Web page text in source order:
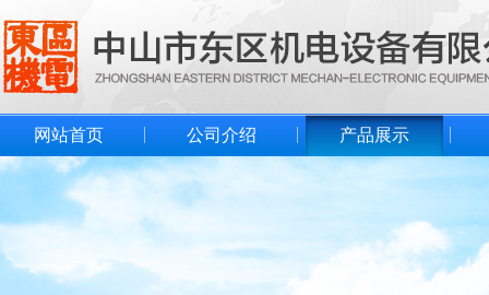
网站首页 公司介绍 产品展示